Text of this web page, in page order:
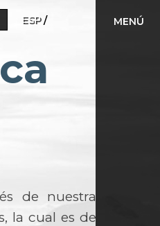
ESP MENÚ
de nuestra
la cual es de